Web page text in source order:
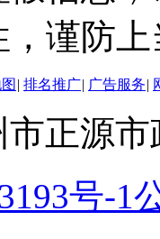
谨防
| 排名推广| 广告服务|
正源
号-1